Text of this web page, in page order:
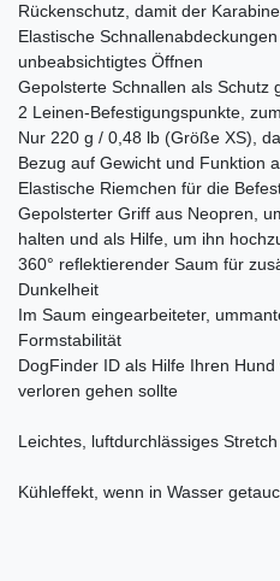
Rückenschutz, damit der
Elastische
unbeabsichtigtes Öffnen
Gepolsterte Schnallen als Schutz
2 Leinen-Befestigungspunkte,
Nur 220 g / 0,48 lb (Größe XS),
Bezug auf Gewicht und Funktion
Elastische Riemchen für die
Gepolsterter Griff aus Neopren,
halten und als Hilfe, um ihn
360° reflektierender Saum für
Dunkelheit
Im Saum eingearbeiteter,
Formstabilität
DogFinder ID als Hilfe Ihren
verloren gehen sollte
Leichtes, luftdurchlässiges
Kühleffekt, wenn in Wasser